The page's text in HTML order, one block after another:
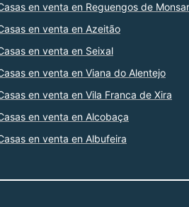
en venta en Reguengos de
en venta en Azeitão
en venta en Seixal
en venta en Viana do Alentejo
en venta en Vila Franca de Xira
en venta en Alcobaça
en venta en Albufeira